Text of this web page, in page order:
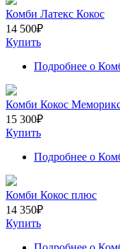
Комби Латекс Кокос
14 500₽
Купить
Подробнее о
Комби Кокос
15 300₽
Купить
Подробнее о
Комби Кокос плюс
14 350₽
Купить